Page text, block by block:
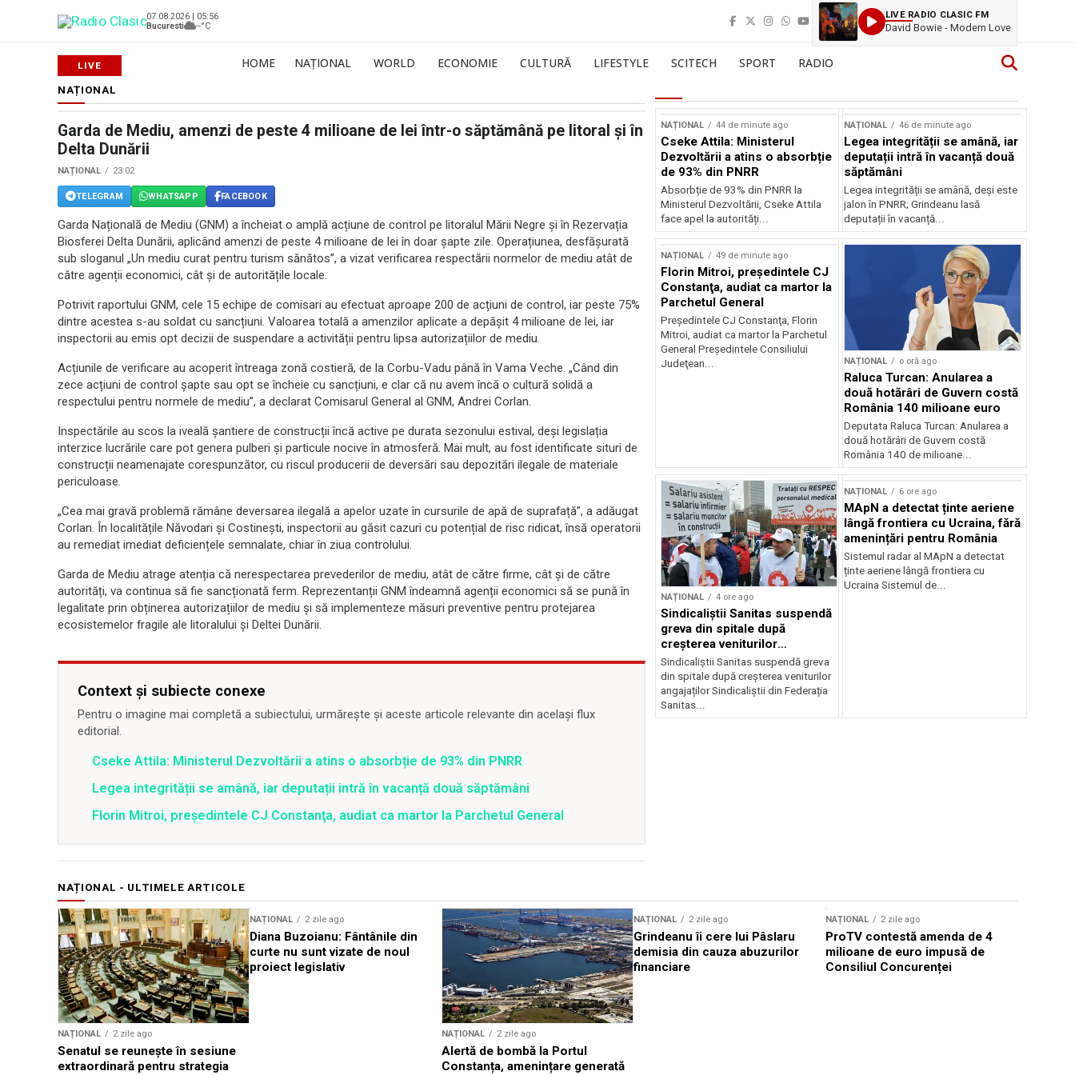
07.08.2026 | 05:56
Bucuresti
--°C
LIVE RADIO CLASIC FM
David Bowie - Modern Love
HOME NAȚIONAL WORLD ECONOMIE CULTURĂ LIFESTYLE SCITECH SPORT RADIO
NAȚIONAL
Garda de Mediu, amenzi de peste 4 milioane de lei într-o săptămână pe litoral şi în
Delta Dunării
NAȚIONAL 23:02
TELEGRAM WHATSAPP FACEBOOK
Garda Națională de Mediu (GNM) a încheiat o amplă acțiune de control pe litoralul Mării Negre și în Rezervația
Biosferei Delta Dunării, aplicând amenzi de peste 4 milioane de lei în doar șapte zile. Operațiunea, desfășurată
sub sloganul „Un mediu curat pentru turism sănătos”, a vizat verificarea respectării normelor de mediu atât de
către agenții economici, cât și de autoritățile locale.
Potrivit raportului GNM, cele 15 echipe de comisari au efectuat aproape 200 de acțiuni de control, iar peste 75%
dintre acestea s-au soldat cu sancțiuni. Valoarea totală a amenzilor aplicate a depășit 4 milioane de lei, iar
inspectorii au emis opt decizii de suspendare a activității pentru lipsa autorizațiilor de mediu.
Acțiunile de verificare au acoperit întreaga zonă costieră, de la Corbu-Vadu până în Vama Veche. „Când din
zece acțiuni de control șapte sau opt se încheie cu sancțiuni, e clar că nu avem încă o cultură solidă a
respectului pentru normele de mediu”, a declarat Comisarul General al GNM, Andrei Corlan.
Inspectările au scos la iveală șantiere de construcții încă active pe durata sezonului estival, deși legislația
interzice lucrările care pot genera pulberi și particule nocive în atmosferă. Mai mult, au fost identificate situri de
construcții neamenajate corespunzător, cu riscul producerii de deversări sau depozitări ilegale de materiale
periculoase.
„Cea mai gravă problemă rămâne deversarea ilegală a apelor uzate în cursurile de apă de suprafață”, a adăugat
Corlan. În localitățile Năvodari și Costinești, inspectorii au găsit cazuri cu potențial de risc ridicat, însă operatorii
au remediat imediat deficiențele semnalate, chiar în ziua controlului.
Garda de Mediu atrage atenția că nerespectarea prevederilor de mediu, atât de către firme, cât și de către
autorități, va continua să fie sancționată ferm. Reprezentanții GNM îndeamnă agenții economici să se pună în
legalitate prin obținerea autorizațiilor de mediu și să implementeze măsuri preventive pentru protejarea
ecosistemelor fragile ale litoralului și Deltei Dunării.
Context și subiecte conexe
Pentru o imagine mai completă a subiectului, urmărește și aceste articole relevante din același flux
editorial.
Cseke Attila: Ministerul Dezvoltării a atins o absorbție de 93% din PNRR
Legea integrității se amână, iar deputații intră în vacanță două săptămâni
Florin Mitroi, preşedintele CJ Constanţa, audiat ca martor la Parchetul General
NAȚIONAL 44 de minute ago
Cseke Attila: Ministerul
Dezvoltării a atins o absorbție
de 93% din PNRR
Absorbție de 93% din PNRR la
Ministerul Dezvoltării, Cseke Attila
face apel la autorități...
NAȚIONAL 46 de minute ago
Legea integrității se amână, iar
deputații intră în vacanță două
săptămâni
Legea integrității se amână, deși este
jalon în PNRR; Grindeanu lasă
deputații în vacanță...
NAȚIONAL 49 de minute ago
Florin Mitroi, preşedintele CJ
Constanţa, audiat ca martor la
Parchetul General
Preşedintele CJ Constanţa, Florin
Mitroi, audiat ca martor la Parchetul
General Preşedintele Consiliului
Judeţean...
NAȚIONAL o oră ago
Raluca Turcan: Anularea a
două hotărâri de Guvern costă
România 140 milioane euro
Deputata Raluca Turcan: Anularea a
două hotărâri de Guvern costă
România 140 de milioane...
NAȚIONAL 4 ore ago
Sindicaliștii Sanitas suspendă
greva din spitale după
creșterea veniturilor
angajaților
Sindicaliștii Sanitas suspendă greva
din spitale după creșterea veniturilor
angajaților Sindicaliștii din Federația
Sanitas...
NAȚIONAL 6 ore ago
MApN a detectat ținte aeriene
lângă frontiera cu Ucraina, fără
amenințări pentru România
Sistemul radar al MApN a detectat
ținte aeriene lângă frontiera cu
Ucraina Sistemul de...
NAȚIONAL - ULTIMELE ARTICOLE
NAȚIONAL 2 zile ago
Senatul se reunește în sesiune
extraordinară pentru strategia
NAȚIONAL 2 zile ago
Diana Buzoianu: Fântânile din
curte nu sunt vizate de noul
proiect legislativ
NAȚIONAL 2 zile ago
Alertă de bombă la Portul
Constanța, amenințare generată
NAȚIONAL 2 zile ago
Grindeanu îi cere lui Pâslaru
demisia din cauza abuzurilor
financiare
NAȚIONAL 2 zile ago
ProTV contestă amenda de 4
milioane de euro impusă de
Consiliul Concurenței